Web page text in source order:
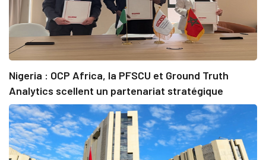
Nigeria : OCP Africa, la PFSCU et Ground Truth
Analytics scellent un partenariat stratégique